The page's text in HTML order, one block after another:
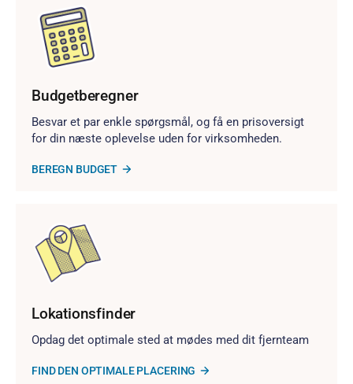
Budgetberegner
Besvar et par enkle spørgsmål, og få en prisoversigt
for din næste oplevelse uden for virksomheden.
BEREGN BUDGET
Lokationsfinder
Opdag det optimale sted at mødes med dit fjernteam
FIND DEN OPTIMALE PLACERING